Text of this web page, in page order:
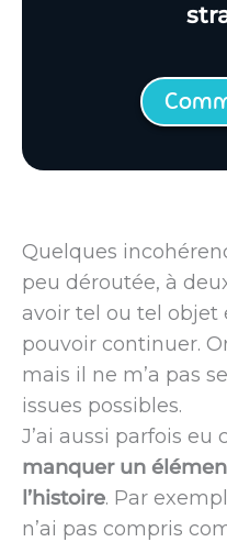
Quelques
peu déroutée, à
avoir tel ou tel objet
pouvoir continuer.
mais il ne m’a pas
issues possibles.
J’ai aussi parfois
manquer un
l’histoire. Par
n’ai pas compris